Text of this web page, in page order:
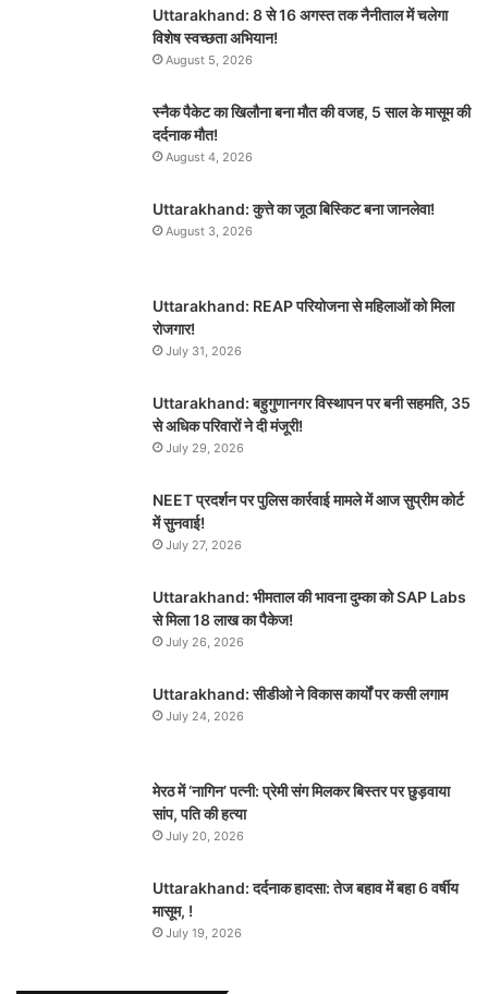
Uttarakhand: 8 से 16 अगस्त तक नैनीताल में चलेगा
विशेष स्वच्छता अभियान!
August 5, 2026
स्नैक पैकेट का खिलौना बना मौत की वजह, 5 साल के मासूम की
दर्दनाक मौत!
August 4, 2026
Uttarakhand: कुत्ते का जूठा बिस्किट बना जानलेवा!
August 3, 2026
Uttarakhand: REAP परियोजना से महिलाओं को मिला
रोजगार!
July 31, 2026
Uttarakhand: बहुगुणानगर विस्थापन पर बनी सहमति, 35
से अधिक परिवारों ने दी मंजूरी!
July 29, 2026
NEET प्रदर्शन पर पुलिस कार्रवाई मामले में आज सुप्रीम कोर्ट
में सुनवाई!
July 27, 2026
Uttarakhand: भीमताल की भावना दुम्का को SAP Labs
से मिला 18 लाख का पैकेज!
July 26, 2026
Uttarakhand: सीडीओ ने विकास कार्यों पर कसी लगाम
July 24, 2026
मेरठ में ‘नागिन’ पत्नी: प्रेमी संग मिलकर बिस्तर पर छुड़वाया
सांप, पति की हत्या
July 20, 2026
Uttarakhand: दर्दनाक हादसा: तेज बहाव में बहा 6 वर्षीय
मासूम, !
July 19, 2026